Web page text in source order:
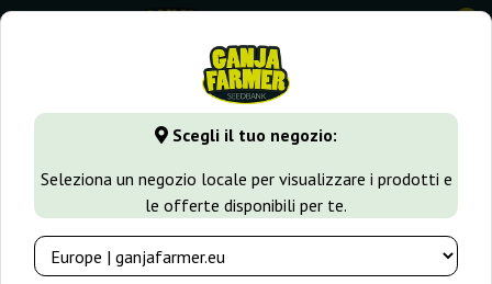
⭐ -40% Varietà a crescita rapida ⭐
⏰ 2 giorni 06:14:29
Scegli il tuo negozio:
Seleziona un negozio locale per visualizzare i prodotti e
le offerte disponibili per te.
0
GanjaFarmer.it Seedbank Dinafem
Semi Dinafem